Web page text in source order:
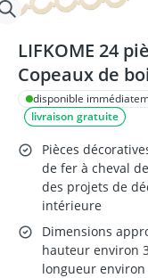
LIFKOME 24
Copeaux de
synthétiques
Pour
couronnes et
déco maison
disponible
livraison gratuite
Pièces
de fer à cheval
des projets de
intérieure
Dimensions
hauteur environ
longueur environ